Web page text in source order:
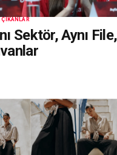
ÇIKANLAR
Sektör, Aynı